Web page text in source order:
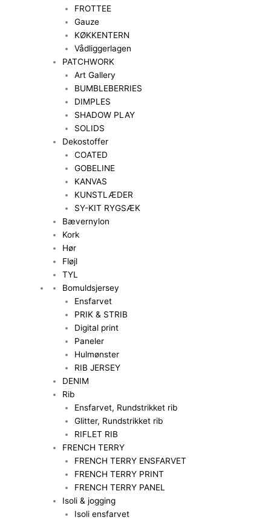
FROTTEE
Gauze
KØKKENTERN
Vådliggerlagen
PATCHWORK
Art Gallery
BUMBLEBERRIES
DIMPLES
SHADOW PLAY
SOLIDS
Dekostoffer
COATED
GOBELINE
KANVAS
KUNSTLÆDER
SY-KIT RYGSÆK
Bævernylon
Kork
Hør
Fløjl
TYL
Bomuldsjersey
Ensfarvet
PRIK & STRIB
Digital print
Paneler
Hulmønster
RIB JERSEY
DENIM
Rib
Ensfarvet, Rundstrikket rib
Glitter, Rundstrikket rib
RIFLET RIB
FRENCH TERRY
FRENCH TERRY ENSFARVET
FRENCH TERRY PRINT
FRENCH TERRY PANEL
Isoli & jogging
Isoli ensfarvet